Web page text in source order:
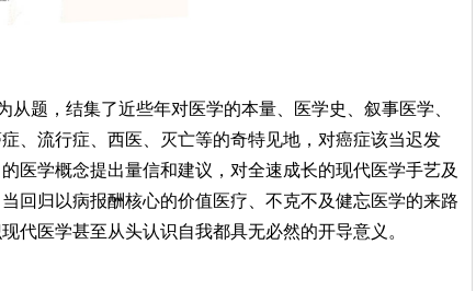
题，结集了近些年对医学的本量、医学史、叙事医学、
、流行症、西医、灭亡等的奇特见地，对癌症该当迟发
医学概念提出量信和建议，对全速成长的现代医学手艺及
回归以病报酬核心的价值医疗、不克不及健忘医学的来路
代医学甚至从头认识自我都具无必然的开导意义。